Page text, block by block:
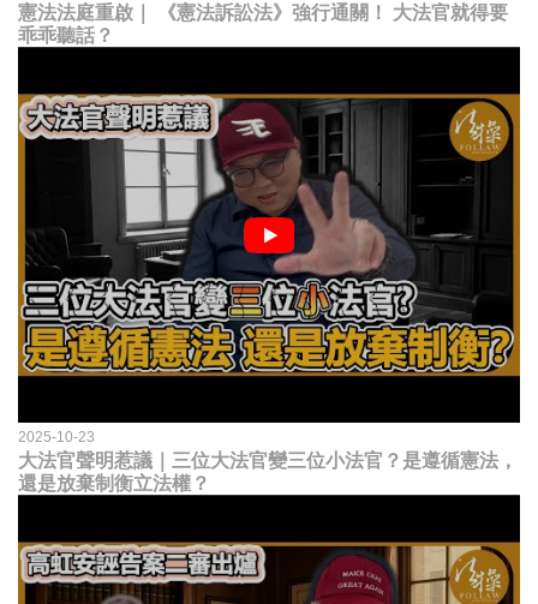
憲法法庭重啟｜ 《憲法訴訟法》強行通關！ 大法官就得要
乖乖聽話？
2025-10-23
大法官聲明惹議｜三位大法官變三位小法官？是遵循憲法，
還是放棄制衡立法權？